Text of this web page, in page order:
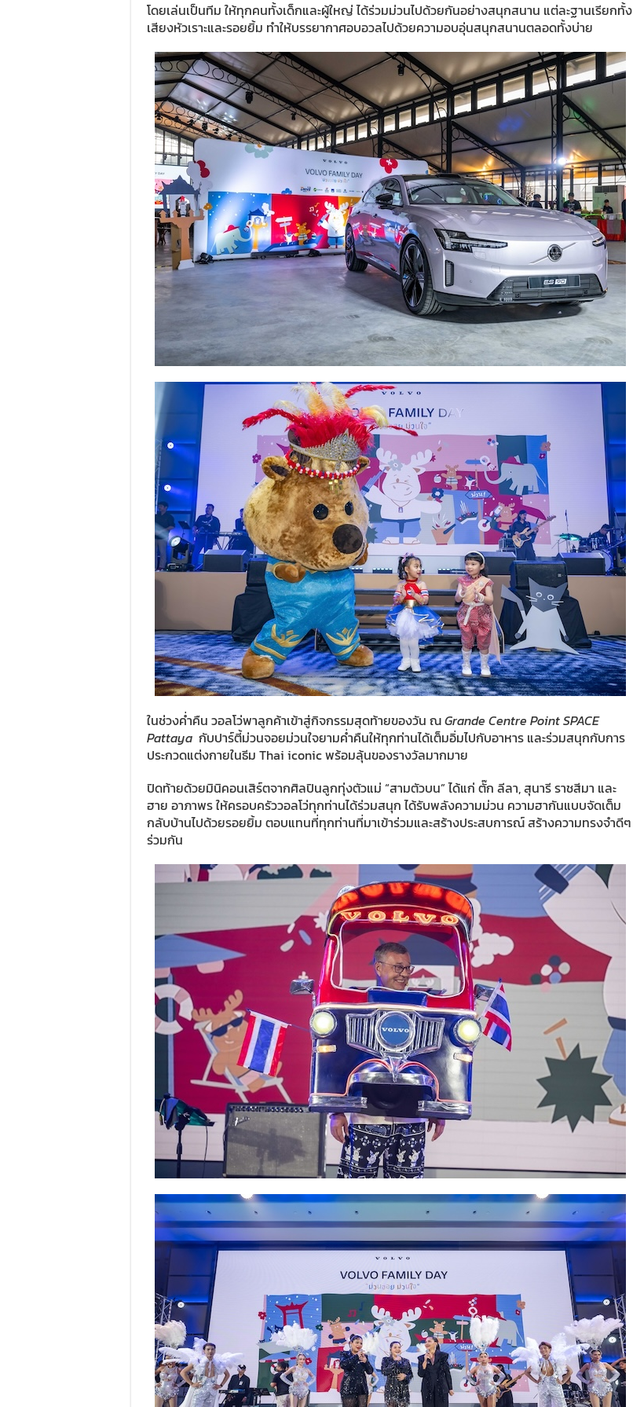
โดยเล่นเป็นทีม ให้ทุกคนทั้งเด็กและผู้ใหญ่ ได้ร่วมม่วนไปด้วยกันอย่างสนุกสนาน แต่ละฐานเรียกทั้ง
เสียงหัวเราะและรอยยิ้ม ทำให้บรรยากาศอบอวลไปด้วยความอบอุ่นสนุกสนานตลอดทั้งบ่าย
ในช่วงค่ำคืน วอลโว่พาลูกค้าเข้าสู่กิจกรรมสุดท้ายของวัน ณGrande Centre Point SPACE
Pattaya กับปาร์ตี้ม่วนจอยม่วนใจยามค่ำคืนให้ทุกท่านได้เต็มอิ่มไปกับอาหาร และร่วมสนุกกับการ
ประกวดแต่งกายในธีม Thai iconic พร้อมลุ้นของรางวัลมากมาย
ปิดท้ายด้วยมินิคอนเสิร์ตจากศิลปินลูกทุ่งตัวแม่ “สามตัวบน” ได้แก่ ตั๊ก ลีลา, สุนารี ราชสีมา และ
ฮาย อาภาพร ให้ครอบครัววอลโว่ทุกท่านได้ร่วมสนุก ได้รับพลังความม่วน ความฮากันแบบจัดเต็ม
กลับบ้านไปด้วยรอยยิ้ม ตอบแทนที่ทุกท่านที่มาเข้าร่วมและสร้างประสบการณ์ สร้างความทรงจำดีๆ
ร่วมกัน